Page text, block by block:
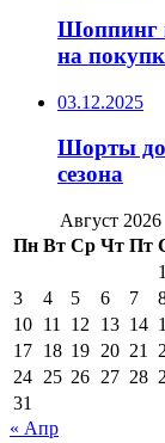
Шоппинг
на
03.12.2025
Шорты до
сезона
Август 2026
Пн Вт Ср Чт Пт
1
3
4 5 6 7
10 11 12 13 14
17 18 19 20 21
24 25 26 27 28
31
« Апр